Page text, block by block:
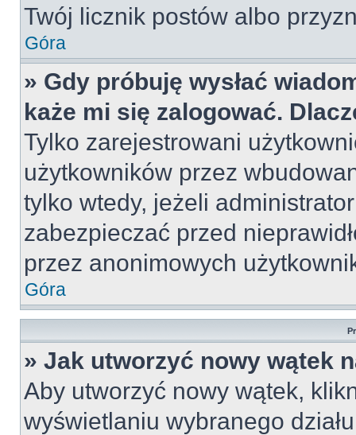
Twój licznik postów albo
Góra
» Gdy próbuję wysłać
każe mi się zalogować.
Tylko zarejestrowani
użytkowników przez
tylko wtedy, jeżeli
zabezpieczać przed
przez anonimowych
Góra
» Jak utworzyć nowy wątek
Aby utworzyć nowy wątek,
wyświetlaniu wybranego